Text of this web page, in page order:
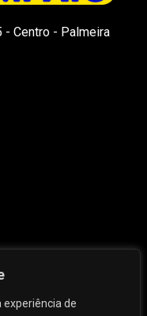
de
- Centro - Palmeira